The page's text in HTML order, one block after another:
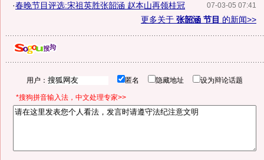
07-03-05 07:41
·春晚节目评选:宋祖英胜张韶涵 赵本山再领桂冠
更多关于 张韶涵 节目 的新闻>>
用户： 匿名 隐藏地址 设为辩论话题
*搜狗拼音输入法，中文处理专家>>